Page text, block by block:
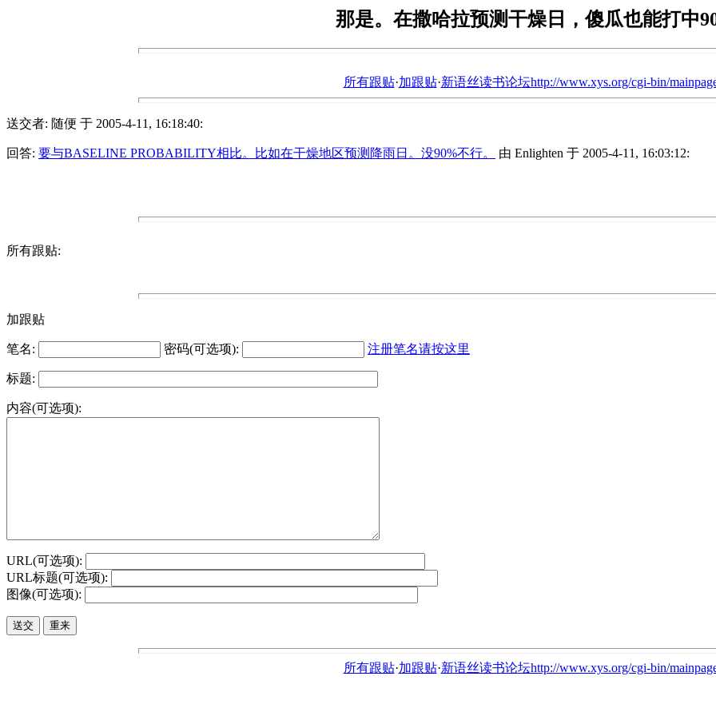
那是。在撒哈拉预测干燥日，傻瓜也能打中
所有跟贴·加跟贴·新语丝读书论坛http://www.xys.org/cgi-bin/
送交者: 随便 于 2005-4-11, 16:18:40:
回答: 要与BASELINE PROBABILITY相比。比如在干燥地区预测降雨日。没90%不行。 由 Enlighten 于 2005-4-11, 16:03:12:
所有跟贴:
加跟贴
笔名: 密码(可选项): 注册笔名请按这里
标题:
内容(可选项):
URL(可选项):
URL标题(可选项):
图像(可选项):
所有跟贴·加跟贴·新语丝读书论坛http://www.xys.org/cgi-bin/